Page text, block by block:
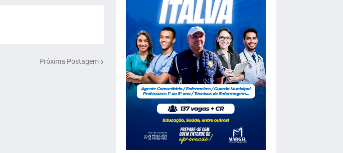
Próxima Postagem